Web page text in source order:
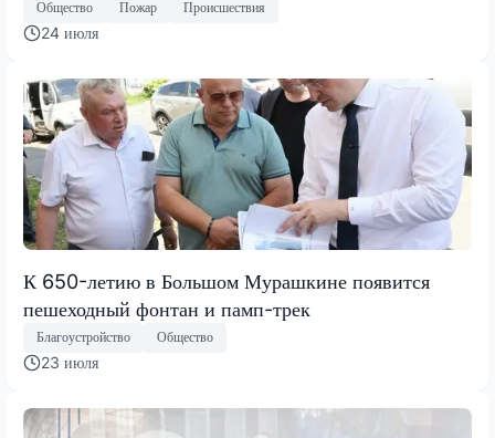
Общество Пожар Происшествия
24 июля
К 650-летию в Большом Мурашкине появится
пешеходный фонтан и памп-трек
Благоустройство Общество
23 июля